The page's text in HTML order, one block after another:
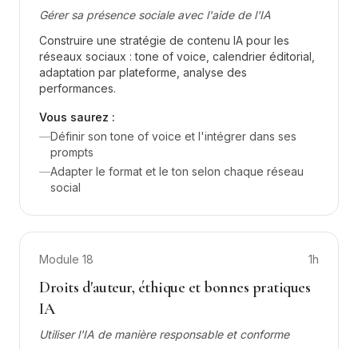
Gérer sa présence sociale avec l'aide de l'IA
Construire une stratégie de contenu IA pour les
réseaux sociaux : tone of voice, calendrier éditorial,
adaptation par plateforme, analyse des
performances.
Vous saurez :
—Définir son tone of voice et l'intégrer dans ses
prompts
—Adapter le format et le ton selon chaque réseau
social
Module 18 1h
Droits d'auteur, éthique et bonnes pratiques
IA
Utiliser l'IA de manière responsable et conforme